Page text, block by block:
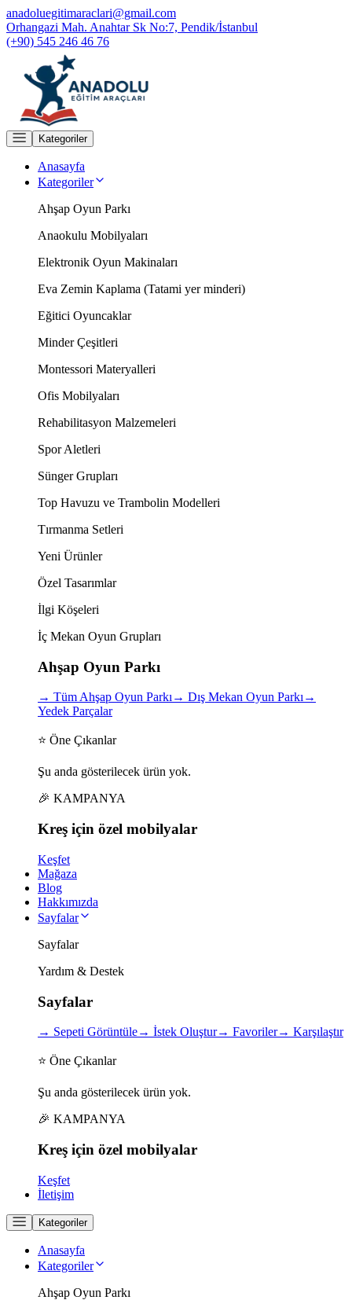
anadoluegitimaraclari@gmail.com
Orhangazi Mah. Anahtar Sk No:7, Pendik/İstanbul
(+90) 545 246 46 76
Kategoriler
Anasayfa
Kategoriler
Ahşap Oyun Parkı
Anaokulu Mobilyaları
Elektronik Oyun Makinaları
Eva Zemin Kaplama (Tatami yer minderi)
Eğitici Oyuncaklar
Minder Çeşitleri
Montessori Materyalleri
Ofis Mobilyaları
Rehabilitasyon Malzemeleri
Spor Aletleri
Sünger Grupları
Top Havuzu ve Trambolin Modelleri
Tırmanma Setleri
Yeni Ürünler
Özel Tasarımlar
İlgi Köşeleri
İç Mekan Oyun Grupları
Ahşap Oyun Parkı
→ Tüm Ahşap Oyun Parkı→ Dış Mekan Oyun Parkı→
Yedek Parçalar
⭐ Öne Çıkanlar
Şu anda gösterilecek ürün yok.
🎉 KAMPANYA
Kreş için özel mobilyalar
Keşfet
Mağaza
Blog
Hakkımızda
Sayfalar
Sayfalar
Yardım & Destek
Sayfalar
→ Sepeti Görüntüle→ İstek Oluştur→ Favoriler→ Karşılaştır
⭐ Öne Çıkanlar
Şu anda gösterilecek ürün yok.
🎉 KAMPANYA
Kreş için özel mobilyalar
Keşfet
İletişim
Kategoriler
Anasayfa
Kategoriler
Ahşap Oyun Parkı